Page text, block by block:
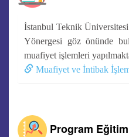
İstanbul Teknik
Yönergesi göz önünde
muafiyet işlemleri
Muafiyet ve İntibak
Program